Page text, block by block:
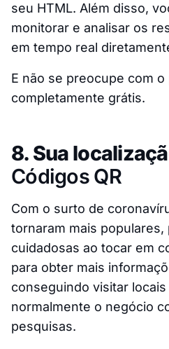
seu HTML. Além disso,
monitorar e analisar os
em tempo real
E não se preocupe com
completamente grátis.
8. Sua
Códigos QR
Com o surto de
tornaram mais
cuidadosas ao tocar em
para obter mais
conseguindo visitar
normalmente o negócio
pesquisas.